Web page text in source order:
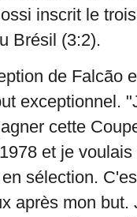
inscrit le
Brésil (3:2).
de Falcão
exceptionnel.
cette
et je
sélection.
après mon but.